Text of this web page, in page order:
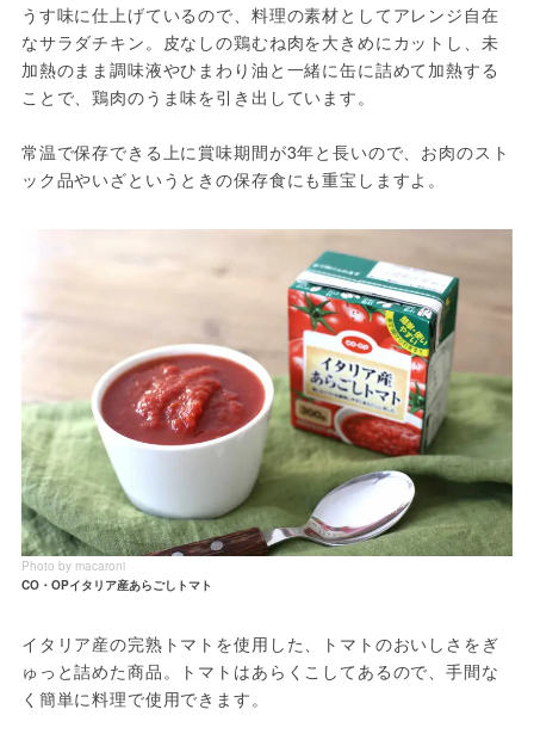
うす味に仕上げているので、料理の素材としてアレンジ自在
なサラダチキン。皮なしの鶏むね肉を大きめにカットし、未
加熱のまま調味液やひまわり油と一緒に缶に詰めて加熱する
ことで、鶏肉のうま味を引き出しています。
常温で保存できる上に賞味期間が3年と長いので、お肉のスト
ック品やいざというときの保存食にも重宝しますよ。
Photo by macaroni
CO・OPイタリア産あらごしトマト
イタリア産の完熟トマトを使用した、トマトのおいしさをぎ
ゅっと詰めた商品。トマトはあらくこしてあるので、手間な
く簡単に料理で使用できます。